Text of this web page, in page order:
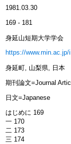
1981.03.30
169 - 181
身延山短期大学学会
https://
身延町, 山梨県, 日本
期刊論文=Journal
日文=Japanese
はじめに 169
一 170
二 173
三 174